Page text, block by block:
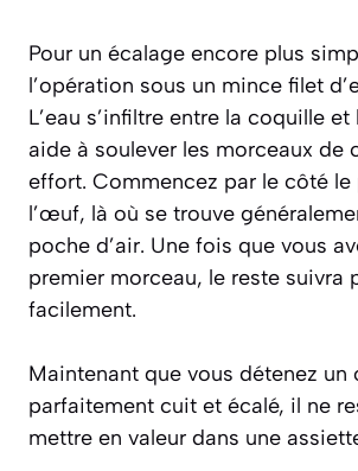
Pour un écalage encore plus
l’opération sous un mince filet
L’eau s’infiltre entre la coquille
aide à soulever les morceaux de
effort. Commencez par le côté le
l’œuf, là où se trouve
poche d’air. Une fois que vous
premier morceau, le reste suivra
facilement.
Maintenant que vous détenez
parfaitement cuit et écalé, il ne
mettre en valeur dans une